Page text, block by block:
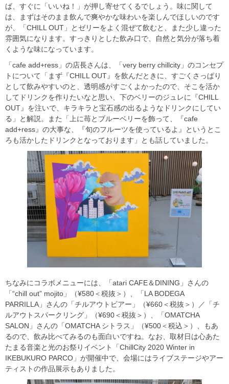
ば、すぐに「いいね！」が押し寄せてくるでしょう。味に関して
は、まずはそのまま飲んで爽やかな味わいを楽しんでほしいのです
が、「CHILL OUT」とゼリーをよく混ぜて飲むと、また少し違った
雰囲気になります。すっきりとした飲み口で、自然と気分が落ち着
くような味になっています。
「cafe add+ress」の店長さんは、「very berry chillcity」のコンセプ
トについて「まず『CHILL OUT』を飲んだときに、すごくさっぱり
として飲みやすいのと、透明感がすごくよかったので、そこを活か
してドリンクを作りたいなと思い、下のベリーのジュレに『CHILL
OUT』を注いで、キラキラと宝石感の出るようなドリンクにしてい
る」と解説。また「上に苺とブルーベリーを飾って、『cafe
add+ress』の大事な、『旬のフルーツを使っているよ』というとこ
ろも活かしたドリンクとなっております」とも話していました。
ちなみにコラボメニューには、「atari CAFE＆DINING」さんの
「“chill out” mojito」（¥580＜税抜＞）、「LA BODEGA
PARRILLA」さんの「チルアウトビアー」（¥660＜税抜＞）／「チ
ルアウトスパークリング」（¥690＜税抜＞）、「OMATCHA
SALON」さんの「OMATCHA シトラス」（¥500＜税込＞）、もあ
るので、飲み比べてみるのも面白いですね。なお、取材日は心あた
たまる音楽と光のお祭りイベント「ChillCity 2020 Winter in
IKEBUKURO PARCO」が開催中で、会場にはライブステージやアー
ティストの作品展示もありました。